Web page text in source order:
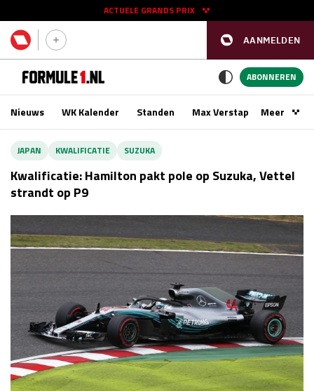
AANMELDEN
ACTUELE GRANDS PRIX
11 - 13 sep
Race
GP AZERBEIDZJAN 2026 24 - 26 sep
Kwalificatie
vr 14:00 - 15:00
Race
za 13:00 - 15:00
Kwalificatie
za 15:00 - 16:00
Race
zo 14:00 - 16:00
GP VERENIGDE STATEN 2026 23 - 25 okt
ABONNEREN
Nieuws WK Kalender Standen Max VerstappenMeer
JAPAN KWALIFICATIE SUZUKA
Kwalificatie: Hamilton pakt pole op Suzuka, Vettel
strandt op P9